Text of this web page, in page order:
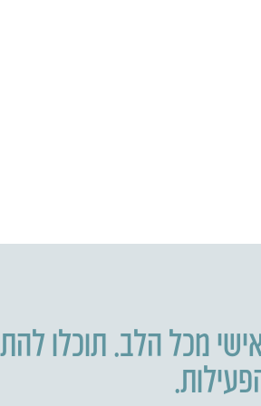
מכל הלב. תוכלו